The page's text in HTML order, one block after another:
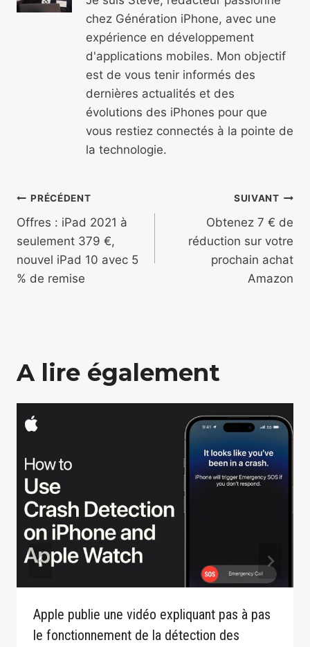
chez Génération iPhone, avec une
expérience en développement
d'applications mobiles. Mon objectif
est de vous tenir informés des
dernières actualités et des
évolutions des iPhones pour que
vous restiez connectés à la pointe de
la technologie.
Navigation
de
l’article
PRÉCÉDENT
Offres : iPad 2021 à
seulement 379 €,
nouvel iPad 10 avec 5
% de remise
SUIVANT
Obtenez 7 € de
réduction sur votre
prochain achat
Amazon
A lire également
Apple publie une vidéo expliquant pas à pas
le fonctionnement de la détection des